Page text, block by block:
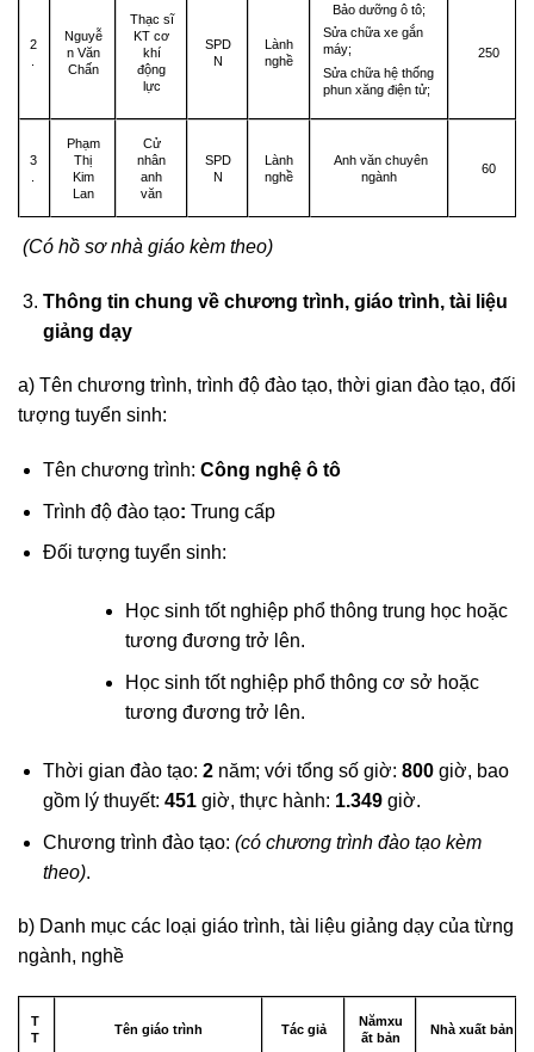
2
Nguyễ
n Văn
Chấn
Thạc sĩ
KT cơ
khí
động
lực
SPD
N
Lành
nghề
Bảo dưỡng ô tô;
Sửa chữa xe gắn
máy;
Sửa chữa hệ thống
phun xăng điện tử;
250
3
Phạm
Thị
Kim
Lan
Cử
nhân
anh
văn
SPD
N
Lành
nghề
Anh văn chuyên
ngành
60
(Có hồ sơ nhà giáo kèm theo)
Thông tin chung về chương trình, giáo trình, tài liệu
giảng dạy
a) Tên chương trình, trình độ đào tạo, thời gian đào tạo, đối
tượng tuyển sinh:
Tên chương trình: Công nghệ ô tô
Trình độ đào tạo: Trung cấp
Đối tượng tuyển sinh:
Học sinh tốt nghiệp phổ thông trung học hoặc
tương đương trở lên.
Học sinh tốt nghiệp phổ thông cơ sở hoặc
tương đương trở lên.
Thời gian đào tạo: 2 năm; với tổng số giờ: 800giờ, bao
gồm lý thuyết: 451giờ, thực hành: 1.349giờ.
Chương trình đào tạo: (có chương trình đào tạo kèm
theo).
b) Danh mục các loại giáo trình, tài liệu giảng dạy của từng
ngành, nghề
T
T
Tên giáo trình Tác giả
Nămxu
ất bản
Nhà xuất bản